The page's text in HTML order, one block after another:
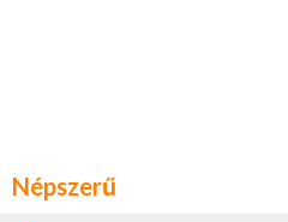
Népszerű